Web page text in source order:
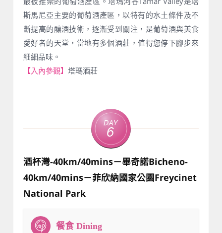
斯馬尼亞主要的葡萄酒產區，以特有的水土條件及不
斷提高的釀酒技術，逐漸受到關注，是葡萄酒與美食
愛好者的天堂，當地有多個酒莊，值得您停下腳步來
細細品味。
【入內參觀】 塔瑪酒莊
Day
6
酒杯灣-40km/40mins－畢奇諾Bicheno-
40km/40mins－菲欣納國家公園Freycinet
National Park